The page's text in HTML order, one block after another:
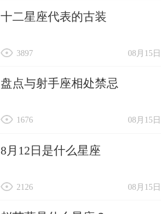
十二星座代表的古装
08月15日
3897
盘点与射手座相处禁忌
08月15日
1676
8月12日是什么星座
08月15日
2126